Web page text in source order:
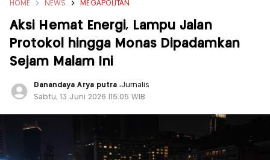
HOME NEWS MEGAPOLITAN
Aksi Hemat Energi, Lampu Jalan
Protokol hingga Monas Dipadamkan
Sejam Malam Ini
Danandaya Arya putra,Jurnalis
Sabtu, 13 Juni 2026 |15:05 WIB